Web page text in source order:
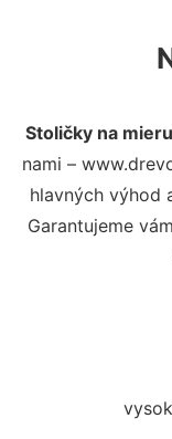
Stoličky na
nami –
hlavných výhod
Garantujeme